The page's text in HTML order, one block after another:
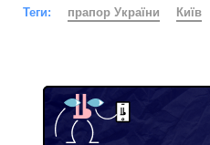
Теги: прапор України Київ